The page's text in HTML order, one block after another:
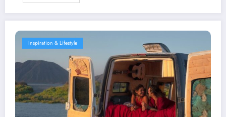
Inspiration & Lifestyle